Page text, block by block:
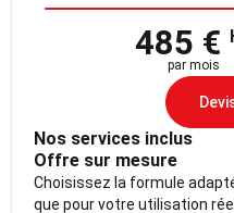
485 €
par mois
Nos services inclus
Offre sur mesure
Choisissez la formule
que pour votre utilisation